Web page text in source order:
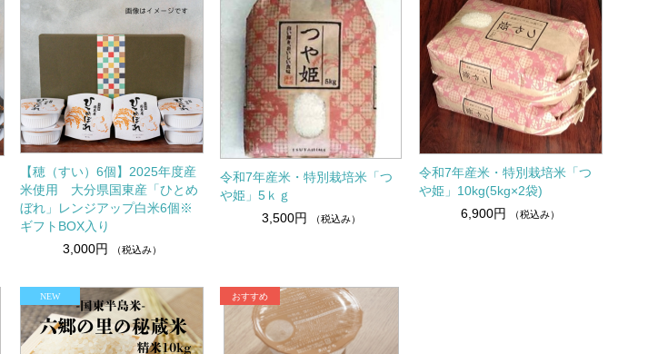
【穂（すい）6個】2025年度産
米使用 大分県国東産「ひとめ
ぼれ」レンジアップ白米6個※
ギフトBOX入り
3,000円
（税込み）
令和7年産米・特別栽培米「つ
や姫」5ｋｇ
3,500円
（税込み）
令和7年産米・特別栽培米「つ
や姫」10kg(5kg×2袋)
6,900円
（税込み）